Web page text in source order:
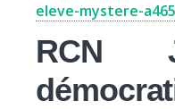
eleve-mystere-
RCN